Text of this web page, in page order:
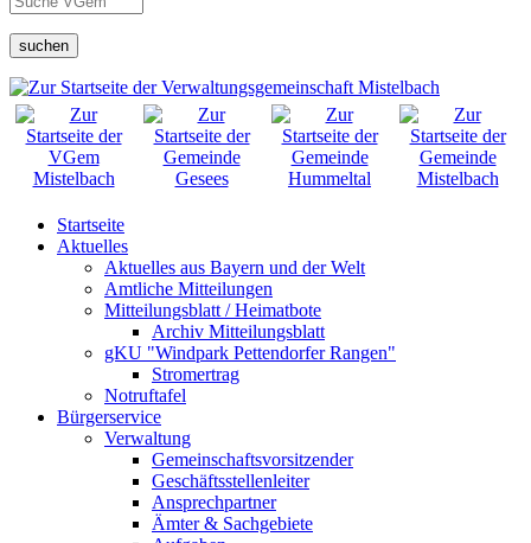
suchen
Startseite
Aktuelles
Aktuelles aus Bayern und der Welt
Amtliche Mitteilungen
Mitteilungsblatt / Heimatbote
Archiv Mitteilungsblatt
gKU "Windpark Pettendorfer Rangen"
Stromertrag
Notruftafel
Bürgerservice
Verwaltung
Gemeinschaftsvorsitzender
Geschäftsstellenleiter
Ansprechpartner
Ämter & Sachgebiete